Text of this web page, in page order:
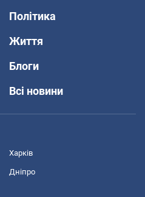
Політика
Життя
Блоги
Всі новини
Харків
Дніпро